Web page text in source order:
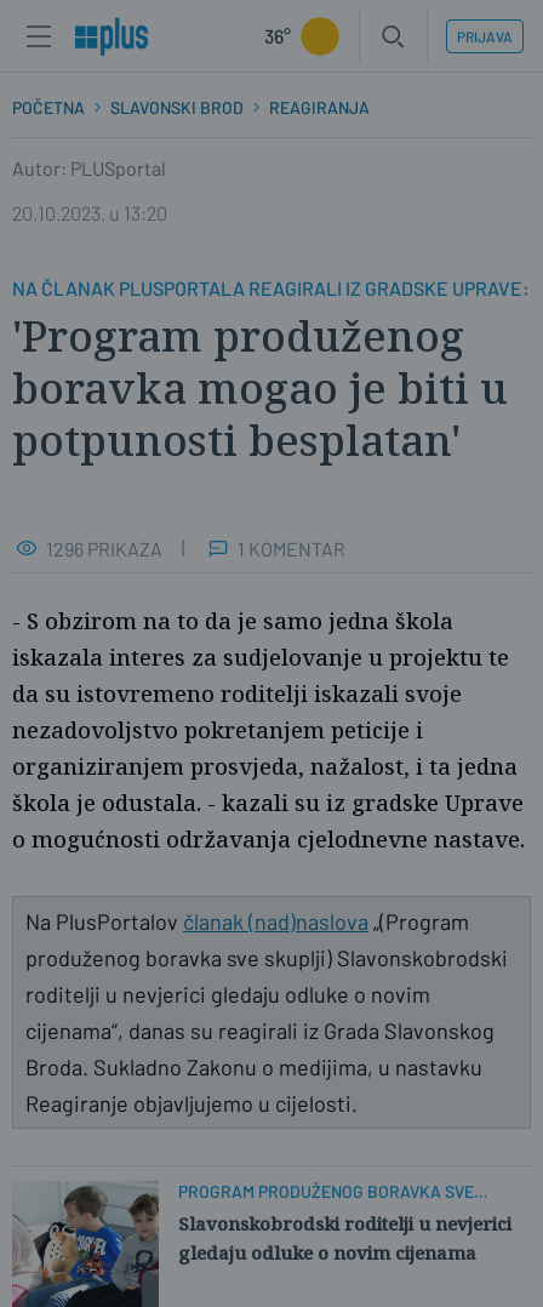
36° PRIJAVA
POČETNA SLAVONSKI BROD REAGIRANJA
Autor: PLUSportal
20.10.2023. u 13:20
NA ČLANAK PLUSPORTALA REAGIRALI IZ GRADSKE UPRAVE:
'Program produženog
boravka mogao je biti u
potpunosti besplatan'
Ž.G.
1296 PRIKAZA 1 KOMENTAR
- S obzirom na to da je samo jedna škola
iskazala interes za sudjelovanje u projektu te
da su istovremeno roditelji iskazali svoje
nezadovoljstvo pokretanjem peticije i
organiziranjem prosvjeda, nažalost, i ta jedna
škola je odustala. - kazali su iz gradske Uprave
o mogućnosti održavanja cjelodnevne nastave.
Na PlusPortalov članak (nad)naslova „(Program
produženog boravka sve skuplji) Slavonskobrodski
roditelji u nevjerici gledaju odluke o novim
cijenama“, danas su reagirali iz Grada Slavonskog
Broda. Sukladno Zakonu o medijima, u nastavku
Reagiranje objavljujemo u cijelosti.
PROGRAM PRODUŽENOG BORAVKA SVE
SKUPLJI
Slavonskobrodski roditelji u nevjerici
gledaju odluke o novim cijenama